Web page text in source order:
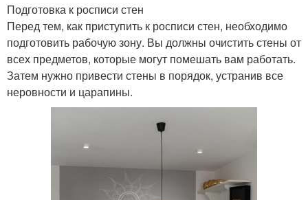
Подготовка к росписи стен
Перед тем, как приступить к росписи стен, необходимо
подготовить рабочую зону. Вы должны очистить стены от
всех предметов, которые могут помешать вам работать.
Затем нужно привести стены в порядок, устранив все
неровности и царапины.